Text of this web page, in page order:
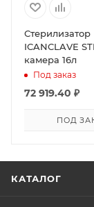
Стерилизатор
ICANCLAVE
камера 16л
Под заказ
72 919.40 ₽
ПОД
КАТАЛОГ